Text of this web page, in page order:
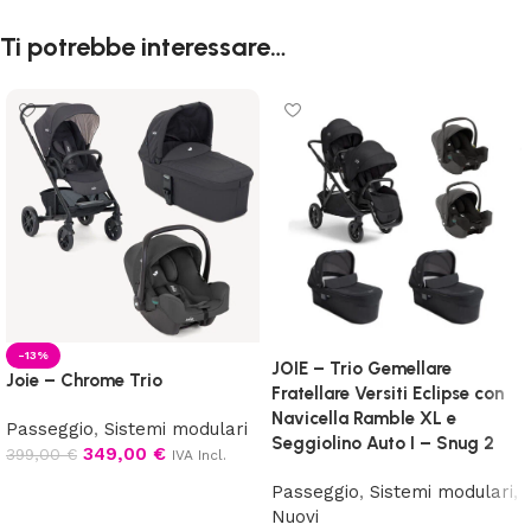
Ti potrebbe interessare…
-13%
Joie – Chrome Trio
Passeggio, Sistemi modulari
399,00€ 349,00 € IVA Incl.
JOIE – Trio Gemellare
Fratellare Versiti Eclipse con
Navicella Ramble XL e
Seggiolino Auto I – Snug 2
Passeggio, Sistemi modulari,
Nuovi